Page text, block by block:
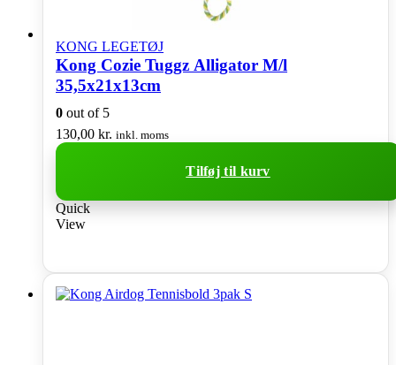
KONG LEGETØJ
Kong Cozie Tuggz Alligator M/l
35,5x21x13cm
0 out of 5
130,00 kr. inkl. moms
Tilføj til kurv
Quick
View